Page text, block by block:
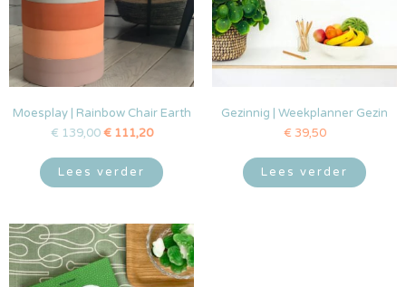
Moesplay | Rainbow Chair Earth
€ 139,00 €111,20
Lees verder
Gezinnig | Weekplanner Gezin
€ 39,50
Lees verder